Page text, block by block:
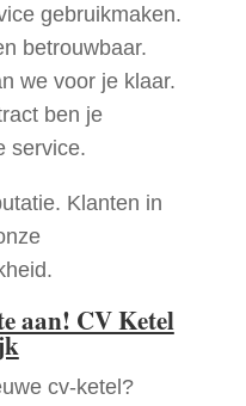
gebruikmaken.
betrouwbaar.
we voor je klaar.
ben je
service.
Klanten in
aan! CV Ketel
cv-ketel?